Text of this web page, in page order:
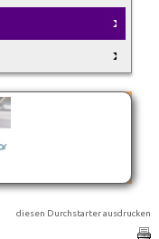
diesen Durchstarter ausdrucken